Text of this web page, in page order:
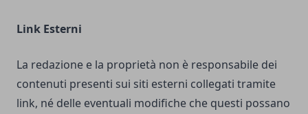
Link Esterni
La redazione e la proprietà non è responsabile dei
contenuti presenti sui siti esterni collegati tramite
link, né delle eventuali modifiche che questi possano